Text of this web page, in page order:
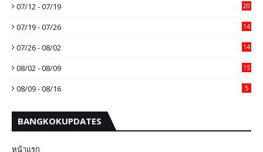
07/12 - 07/19 20
07/19 - 07/26 14
07/26 - 08/02 14
08/02 - 08/09 15
08/09 - 08/16 5
BANGKOKUPDATES
หน้าแรก